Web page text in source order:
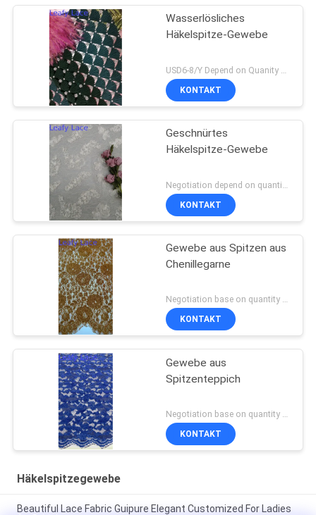
Wasserlösliches
Häkelspitze-Gewebe
KONTAKT
Geschnürtes
Häkelspitze-Gewebe
KONTAKT
Gewebe aus Spitzen aus
Chenillegarne
Negotiation base on quantity MOQ:15y
KONTAKT
Gewebe aus
Spitzenteppich
Negotiation base on quantity MOQ:15y
KONTAKT
Häkelspitzegewebe
Beautiful Lace Fabric Guipure Elegant Customized For Ladies